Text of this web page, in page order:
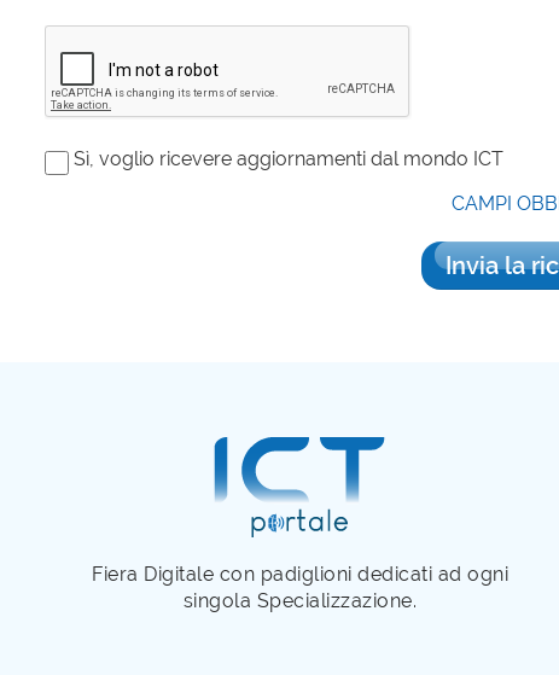
Sì, voglio ricevere aggiornamenti dal mondo ICT
CAMPI
Invia la
Fiera Digitale con padiglioni dedicati ad ogni
singola Specializzazione.